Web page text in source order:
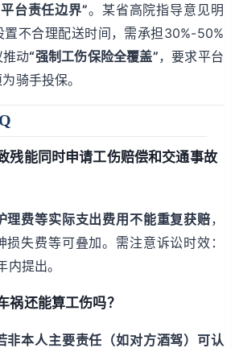
台责任边界”。某省高院指导意见明
置不合理配送时间，需承担30%-50%
推动“强制工伤保险全覆盖”，要求平台
骑手投保。
残能同时申请工伤赔偿和交通事故
理费等实际支出费用不能重复获赔，
失费等可叠加。需注意诉讼时效：
提出。
祸还能算工伤吗？
非本人主要责任（如对方酒驾）可认